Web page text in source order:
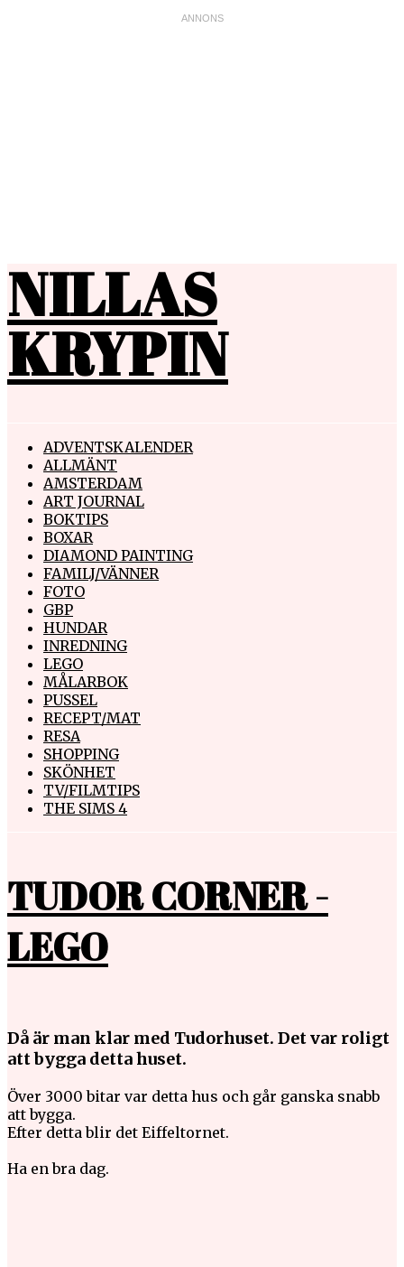
NILLAS
KRYPIN
ADVENTSKALENDER
ALLMÄNT
AMSTERDAM
ART JOURNAL
BOKTIPS
BOXAR
DIAMOND PAINTING
FAMILJ/VÄNNER
FOTO
GBP
HUNDAR
INREDNING
LEGO
MÅLARBOK
PUSSEL
RECEPT/MAT
RESA
SHOPPING
SKÖNHET
TV/FILMTIPS
THE SIMS 4
TUDOR CORNER -
LEGO
Då är man klar med Tudorhuset. Det var roligt
att bygga detta huset.
Över 3000 bitar var detta hus och går ganska snabb
att bygga.
Efter detta blir det Eiffeltornet.
Ha en bra dag.